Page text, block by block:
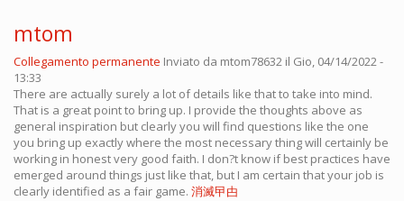
mtom
Collegamento permanente Inviato da mtom78632 il Gio, 04/14/2022 -
13:33
There are actually surely a lot of details like that to take into mind.
That is a great point to bring up. I provide the thoughts above as
general inspiration but clearly you will find questions like the one
you bring up exactly where the most necessary thing will certainly be
working in honest very good faith. I don?t know if best practices have
emerged around things just like that, but I am certain that your job is
clearly identified as a fair game. 消滅曱甴